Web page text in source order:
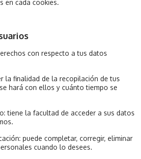
en cada cookies.
con respecto a tus datos
la finalidad de la recopilación de tus
hará con ellos y cuánto tiempo se
tiene la facultad de acceder a sus datos
puede completar, corregir, eliminar
cuando lo desees.